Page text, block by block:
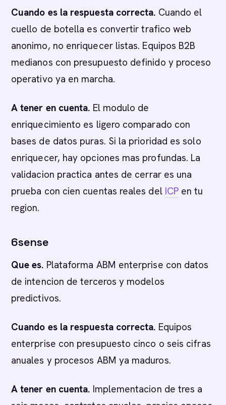
Cuando es la respuesta correcta. Cuando el
cuello de botella es convertir trafico web
anonimo, no enriquecer listas. Equipos B2B
medianos con presupuesto definido y proceso
operativo ya en marcha.
A tener en cuenta. El modulo de
enriquecimiento es ligero comparado con
bases de datos puras. Si la prioridad es solo
enriquecer, hay opciones mas profundas. La
validacion practica antes de cerrar es una
prueba con cien cuentas reales del ICP en tu
region.
6sense
Que es. Plataforma ABM enterprise con datos
de intencion de terceros y modelos
predictivos.
Cuando es la respuesta correcta. Equipos
enterprise con presupuesto cinco o seis cifras
anuales y procesos ABM ya maduros.
A tener en cuenta. Implementacion de tres a